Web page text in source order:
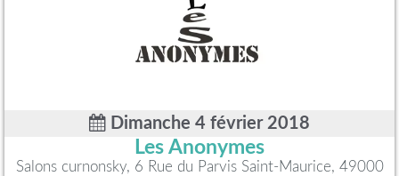
Dimanche 4 février 2018
Les Anonymes
Salons curnonsky, 6 Rue du Parvis Saint-Maurice, 49000